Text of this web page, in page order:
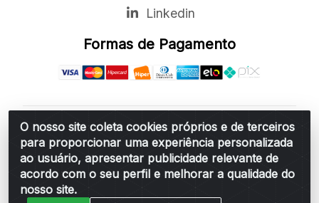
O nosso site coleta cookies próprios e de terceiros
para proporcionar uma experiência personalizada
ao usuário, apresentar publicidade relevante de
acordo com o seu perfil e melhorar a qualidade do
nosso site.
Linkedin
Formas de Pagamento
Belchior Cortinas e Acessórios LTDA - R: Rua
Vereador Sérgio Leopoldino Alves, 876 - Santa
Bárbara d'Oeste/SP - CEP 13.456-166 - CNPJ
06.314.073/0001-34